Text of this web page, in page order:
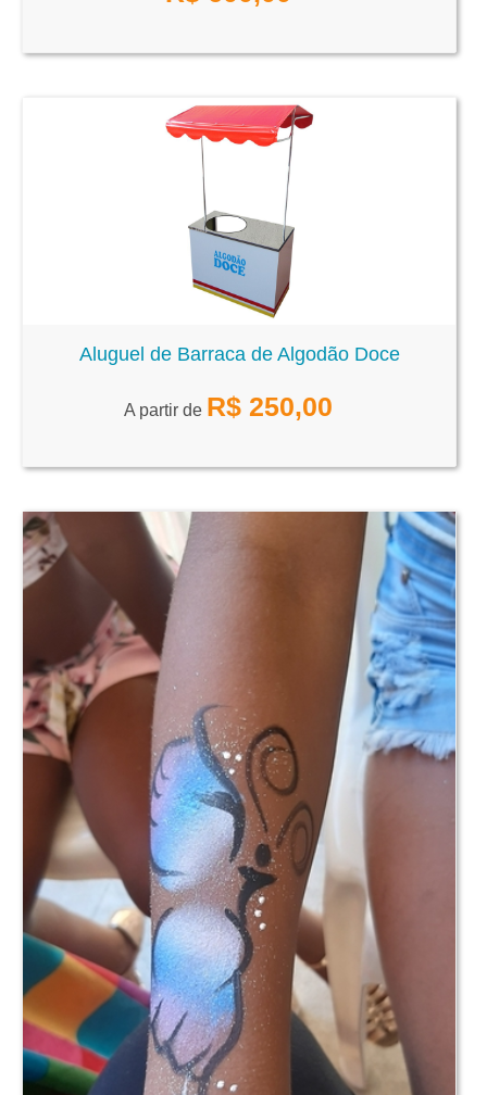
Aluguel de Barraca de Algodão Doce
A partir de R$ 250,00